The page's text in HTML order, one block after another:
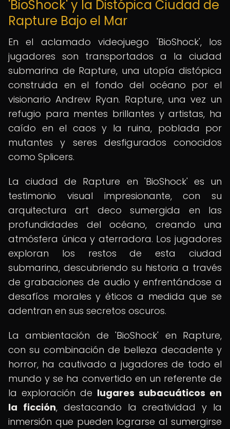
'BioShock' y la Distópica Ciudad de
Rapture Bajo el Mar
En el aclamado videojuego 'BioShock', los
jugadores son transportados a la ciudad
submarina de Rapture, una utopía distópica
construida en el fondo del océano por el
visionario Andrew Ryan. Rapture, una vez un
refugio para mentes brillantes y artistas, ha
caído en el caos y la ruina, poblada por
mutantes y seres desfigurados conocidos
como Splicers.
La ciudad de Rapture en 'BioShock' es un
testimonio visual impresionante, con su
arquitectura art deco sumergida en las
profundidades del océano, creando una
atmósfera única y aterradora. Los jugadores
exploran los restos de esta ciudad
submarina, descubriendo su historia a través
de grabaciones de audio y enfrentándose a
desafíos morales y éticos a medida que se
adentran en sus secretos oscuros.
La ambientación de 'BioShock' en Rapture,
con su combinación de belleza decadente y
horror, ha cautivado a jugadores de todo el
mundo y se ha convertido en un referente de
la exploración de lugares subacuáticos en
la ficción, destacando la creatividad y la
inmersión que pueden lograrse al sumergirse